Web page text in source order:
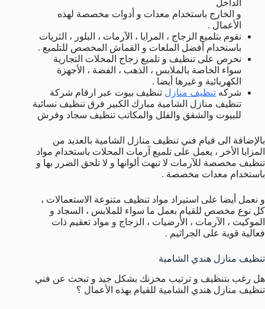
الداخل
و الخارج باستخدام معدات و أدوات مخصصة لهذه
الأعمال .
نقوم بتلميع الزجاج ، المرايا ، الآرمات ، البلور ، الثريات
باستخدام أفضل الملعات و القماش المخصص للتلميع .
نحرص على تنظيف و تلميع زجاج المحلات التجارية
سواء الخاصة بالملابس ، الذهب ، الفضة ، الأجهزة
الكهربائية و غيرها أيضا .
شركه تنظيف منازل تنظيف بيوت عبر ارقام شركة
تنظيف منازل الشامية مبارك الكبير فرق تنظيف نسائية
للبيوت والشقق والفلل والمكاتب تنظيف سجاد وفرش
بالإضافة الى قيام فني تنظيف منازل الشامية بالعديد من
المزايا الأخر ، يعمل على تلميع آرمات المحلات باستخدام مواد
تنظيف مخصصة للآرمات لا تبهت ألوانها و لا تلحق الضرر بها و
باستخدام معدات مخصصة .
و نعمل أيضا على استيراد مواد تنظيف متنوعة الاستعمالات ،
كل نوع مخصص للقيام بعمل ما سواء للملابس ، السجاد و
الموكيت ، الآرمات ، الأرضيات ، الزجاج و مواد تعقيم ذات
فعالية قوية على الجراثيم .
تنظيف منازل هندي الشامية
هل رغب بتنظيف و ترتيب مخزنك بشكل جيد و تبحث عن فني
تنظيف منازل هندي الشامية للقيام بهذه الأعمال ؟